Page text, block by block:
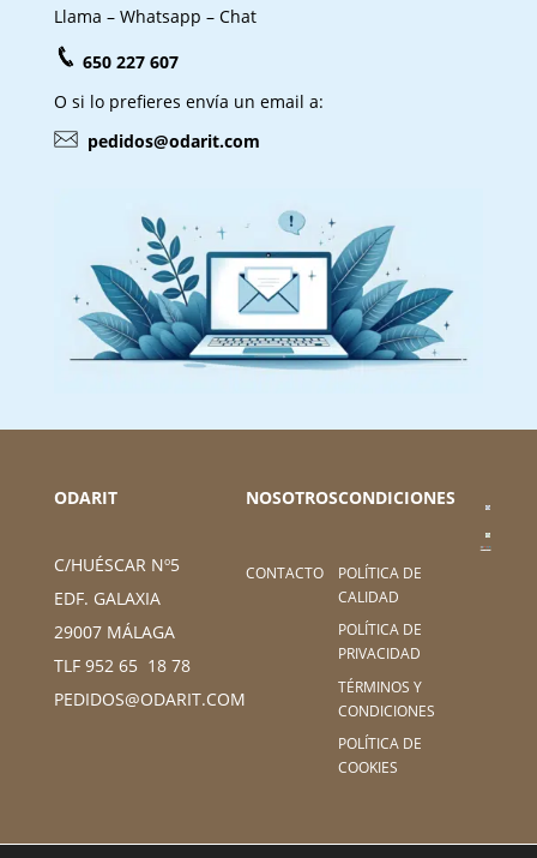
Llama – Whatsapp – Chat
650 227 607
O si lo prefieres envía un email a:
pedidos@odarit.com
ODARIT
C/HUÉSCAR Nº5
EDF. GALAXIA
29007 MÁLAGA
TLF 952 65 18 78
PEDIDOS@ODARIT.COM
NOSOTROS
CONTACTO
CONDICIONES
POLÍTICA DE
CALIDAD
POLÍTICA DE
PRIVACIDAD
TÉRMINOS Y
CONDICIONES
POLÍTICA DE
COOKIES